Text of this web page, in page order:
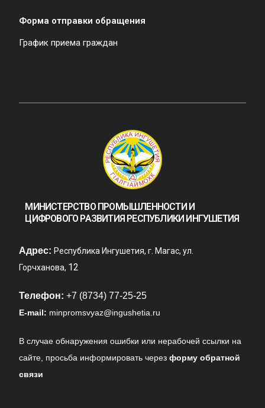
Форма отправки обращения
График приема граждан
МИНИСТЕРСТВО ПРОМЫШЛЕННОСТИ И
ЦИФРОВОГО РАЗВИТИЯ РЕСПУБЛИКИ ИНГУШЕТИЯ
Адрес: Республика Ингушетия, г. Магас, ул.
Горчханова, 12
Телефон: +7 (8734) 77-25-25
E-mail: minpromsvyaz@ingushetia.ru
В случае обнаружения ошибки или нерабочей ссылки на
сайте, просьба информировать черезформу обратной
связи